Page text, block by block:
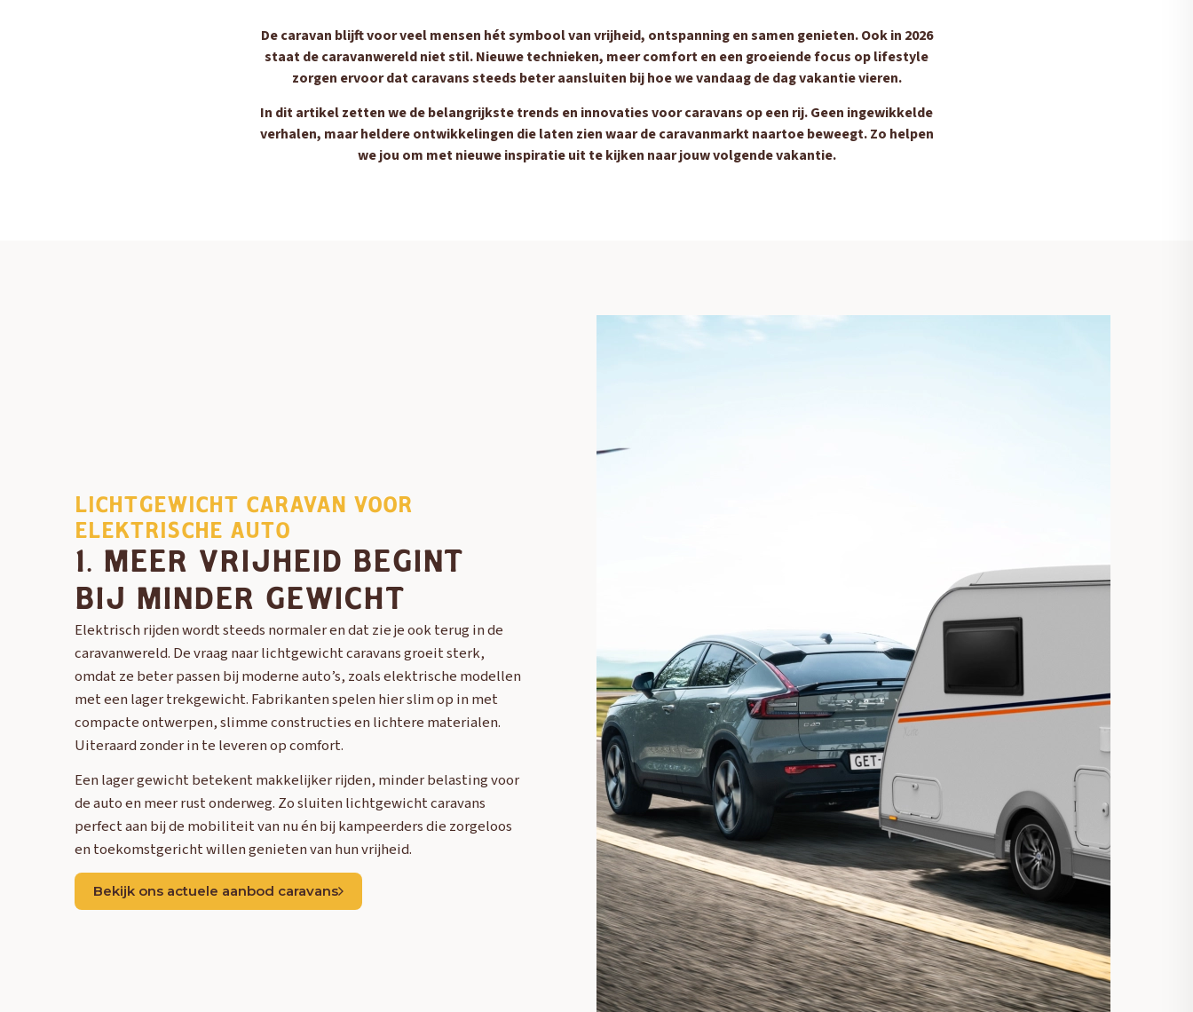
De caravan blijft voor veel mensen hét symbool van vrijheid, ontspanning en samen genieten. Ook in 2026
staat de caravanwereld niet stil. Nieuwe technieken, meer comfort en een groeiende focus op lifestyle
zorgen ervoor dat caravans steeds beter aansluiten bij hoe we vandaag de dag vakantie vieren.
In dit artikel zetten we de belangrijkste trends en innovaties voor caravans op een rij. Geen ingewikkelde
verhalen, maar heldere ontwikkelingen die laten zien waar de caravanmarkt naartoe beweegt. Zo helpen
we jou om met nieuwe inspiratie uit te kijken naar jouw volgende vakantie.
LICHTGEWICHT CARAVAN VOOR
ELEKTRISCHE AUTO
1. MEER VRIJHEID BEGINT
BIJ MINDER GEWICHT
Elektrisch rijden wordt steeds normaler en dat zie je ook terug in de
caravanwereld. De vraag naar lichtgewicht caravans groeit sterk,
omdat ze beter passen bij moderne auto’s, zoals elektrische modellen
met een lager trekgewicht. Fabrikanten spelen hier slim op in met
compacte ontwerpen, slimme constructies en lichtere materialen.
Uiteraard zonder in te leveren op comfort.
Een lager gewicht betekent makkelijker rijden, minder belasting voor
de auto en meer rust onderweg. Zo sluiten lichtgewicht caravans
perfect aan bij de mobiliteit van nu én bij kampeerders die zorgeloos
en toekomstgericht willen genieten van hun vrijheid.
Bekijk ons actuele aanbod caravans